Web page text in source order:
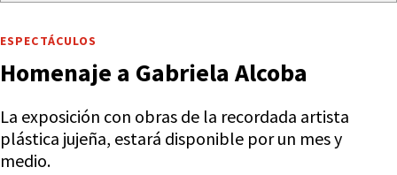
ESPECTÁCULOS
Homenaje a Gabriela Alcoba
La exposición con obras de la recordada artista
plástica jujeña, estará disponible por un mes y
medio.